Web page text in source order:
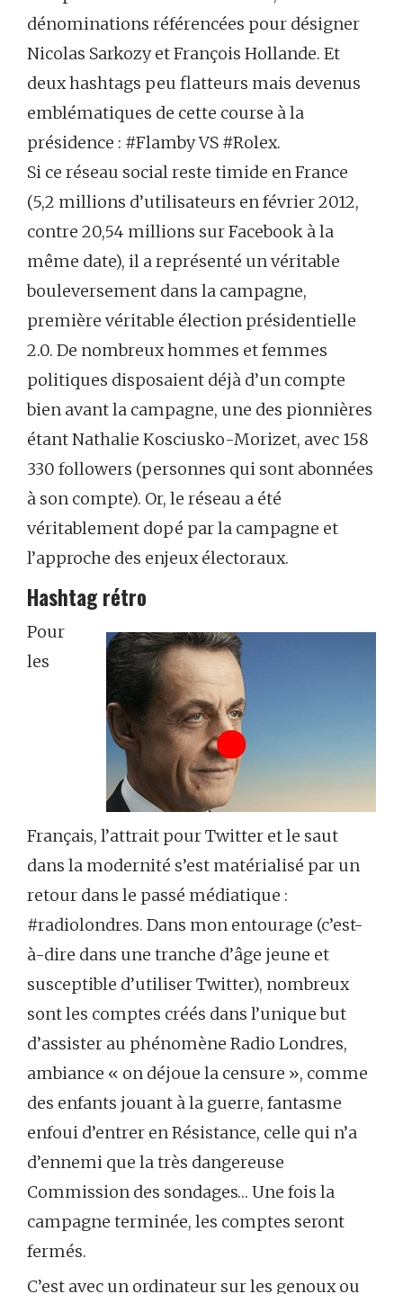
dénominations référencées pour désigner
Nicolas Sarkozy et François Hollande. Et
deux hashtags peu flatteurs mais devenus
emblématiques de cette course à la
présidence : #Flamby VS #Rolex.
Si ce réseau social reste timide en France
(5,2 millions d’utilisateurs en février 2012,
contre 20,54 millions sur Facebook à la
même date), il a représenté un véritable
bouleversement dans la campagne,
première véritable élection présidentielle
2.0. De nombreux hommes et femmes
politiques disposaient déjà d’un compte
bien avant la campagne, une des pionnières
étant Nathalie Kosciusko-Morizet, avec 158
330 followers (personnes qui sont abonnées
à son compte). Or, le réseau a été
véritablement dopé par la campagne et
l’approche des enjeux électoraux.
Hashtag rétro
Pour
les
Français, l’attrait pour Twitter et le saut
dans la modernité s’est matérialisé par un
retour dans le passé médiatique :
#radiolondres. Dans mon entourage (c’est-
à-dire dans une tranche d’âge jeune et
susceptible d’utiliser Twitter), nombreux
sont les comptes créés dans l’unique but
d’assister au phénomène Radio Londres,
ambiance « on déjoue la censure », comme
des enfants jouant à la guerre, fantasme
enfoui d’entrer en Résistance, celle qui n’a
d’ennemi que la très dangereuse
Commission des sondages… Une fois la
campagne terminée, les comptes seront
fermés.
C’est avec un ordinateur sur les genoux ou